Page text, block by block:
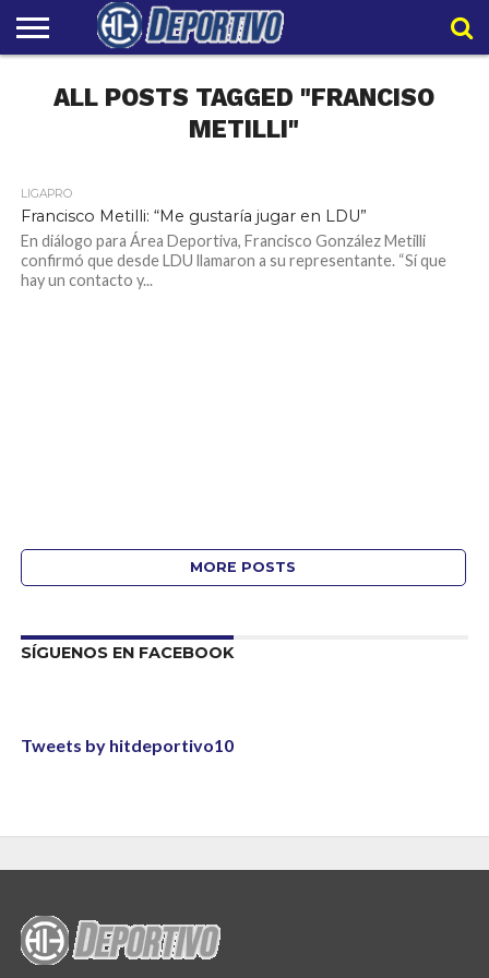
NACIONAL
INTERNACIONAL
EMBAJADORES
POLIDEPORTIVO
POLÍTICAS
DE
CONTACTO
HIT
EQUIPO
HIT
ALL POSTS TAGGED "FRANCISO
METILLI"
LIGAPRO
Francisco Metilli: “Me gustaría jugar en LDU”
En diálogo para Área Deportiva, Francisco González Metilli
confirmó que desde LDU llamaron a su representante. “Sí que
hay un contacto y...
MORE POSTS
SÍGUENOS EN FACEBOOK
Tweets by hitdeportivo10